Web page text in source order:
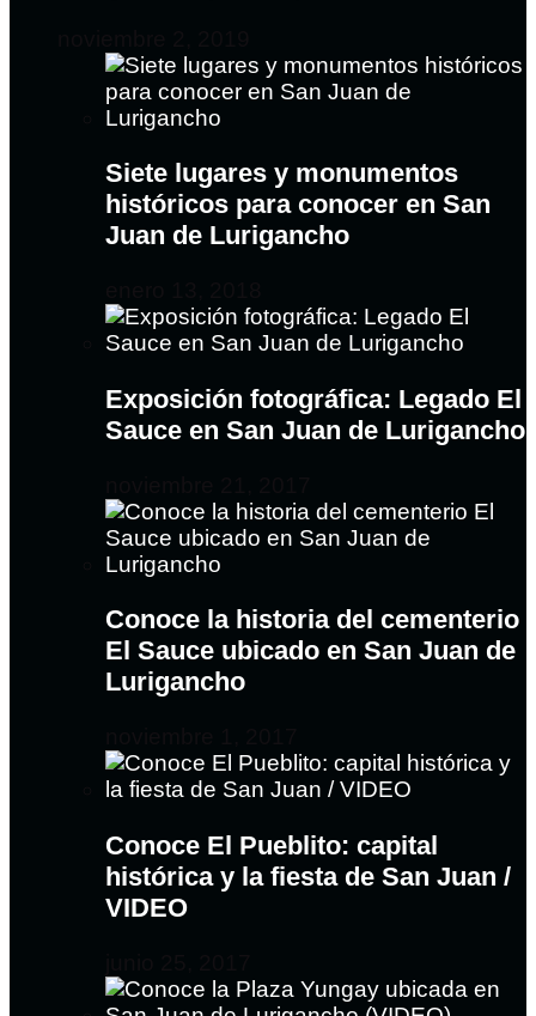
Siete lugares y monumentos
históricos para conocer en San
Juan de Lurigancho
Exposición fotográfica: Legado El
Sauce en San Juan de Lurigancho
Conoce la historia del cementerio
El Sauce ubicado en San Juan de
Lurigancho
Conoce El Pueblito: capital
histórica y la fiesta de San Juan /
VIDEO